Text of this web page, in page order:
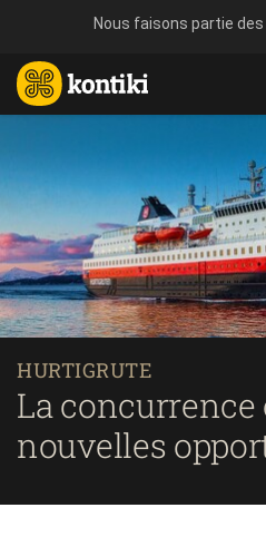
HURTIGRUTE
La concurrence
nouvelles